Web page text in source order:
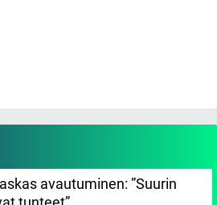
avautuminen: ”Suurin